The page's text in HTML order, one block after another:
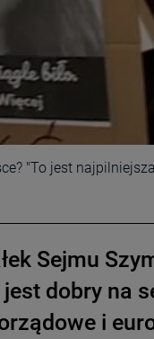
"To jest
Sejmu
dobry na
i